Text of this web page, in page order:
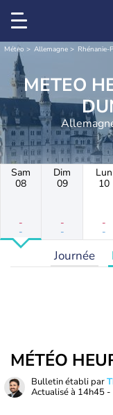
Météo Allemagne Rhénanie-
METEO
Sam
08
-
-
Dim
09
-
-
Lun
10
-
-
Journée
MÉTÉO
Bulletin établi par
Actualisé à 14h45 -